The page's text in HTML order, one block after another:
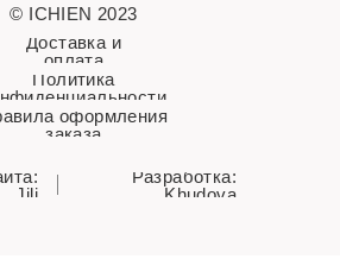
© ICHIEN 2023
Политика
оформления
заказа
Разработка:
Khudova
Jili
Доставка и
оплата